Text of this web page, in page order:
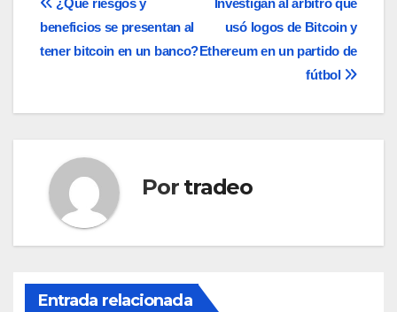
Navegación
de
Investigan al árbitro que
usó logos de Bitcoin y
Ethereum en un partido de
fútbol
¿Qué riesgos y
beneficios se presentan al
tener bitcoin en un banco?
Por tradeo
Entrada relacionada